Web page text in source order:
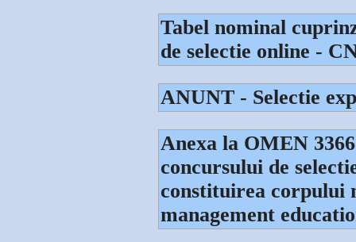
Tabel nominal
de selectie online -
ANUNT - Selectie
Anexa la OMEN
concursului de
constituirea corpului
management